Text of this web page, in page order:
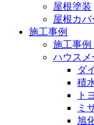
屋根塗装
屋根カ
施工事例
施工事例
ハウスメ
ダ
積
ト
ミ
旭